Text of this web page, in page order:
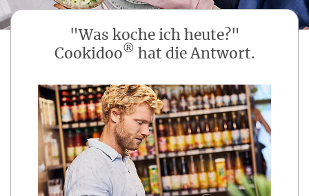
"Was koche ich heute?"
Cookidoo® hat die Antwort.